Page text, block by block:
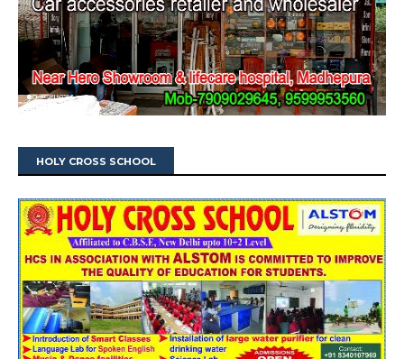
HOLY CROSS SCHOOL